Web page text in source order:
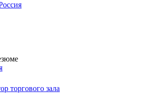
торгового зала